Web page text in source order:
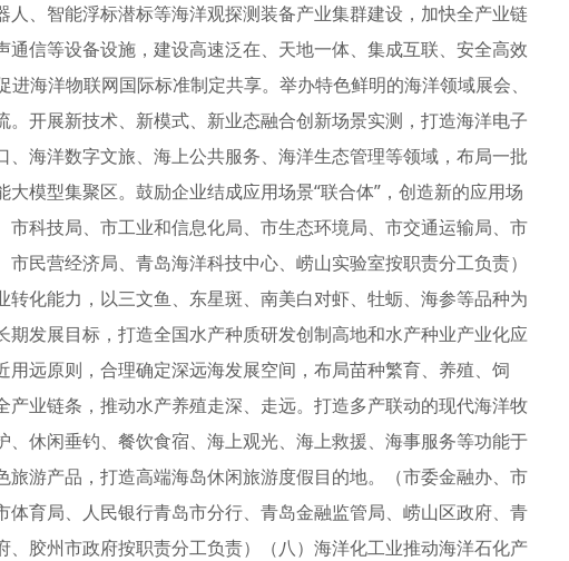
、智能浮标潜标等海洋观探测装备产业集群建设，加快全产业链
信等设备设施，建设高速泛在、天地一体、集成互联、安全高效
进海洋物联网国际标准制定共享。举办特色鲜明的海洋领域展会、
开展新技术、新模式、新业态融合创新场景实测，打造海洋电子
海洋数字文旅、海上公共服务、海洋生态管理等领域，布局一批
模型集聚区。鼓励企业结成应用场景“联合体”，创造新的应用场
科技局、市工业和信息化局、市生态环境局、市交通运输局、市
民营经济局、青岛海洋科技中心、崂山实验室按职责分工负责）
转化能力，以三文鱼、东星斑、南美白对虾、牡蛎、海参等品种为
发展目标，打造全国水产种质研发创制高地和水产种业产业化应
远原则，合理确定深远海发展空间，布局苗种繁育、养殖、饲
业链条，推动水产养殖走深、走远。打造多产联动的现代海洋牧
休闲垂钓、餐饮食宿、海上观光、海上救援、海事服务等功能于
游产品，打造高端海岛休闲旅游度假目的地。（市委金融办、市
育局、人民银行青岛市分行、青岛金融监管局、崂山区政府、青
胶州市政府按职责分工负责）（八）海洋化工业推动海洋石化产